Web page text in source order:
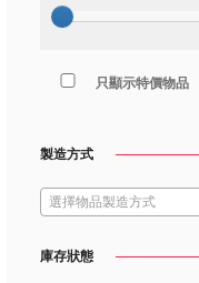
只顯示特價物品
製造方式
選擇物品製造方式
庫存狀態